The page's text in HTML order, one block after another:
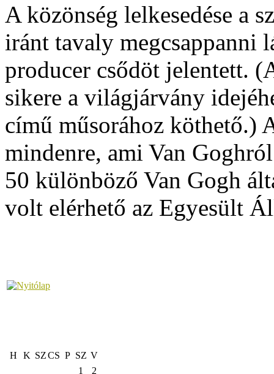
A közönség lelkesedése a
iránt tavaly megcsappanni
producer csődöt jelentett.
sikere a világjárvány
című műsorához köthető.)
mindenre, ami Van
50 különböző Van Gogh
volt elérhető az Egyesült
H K SZCS P SZ V
1
2